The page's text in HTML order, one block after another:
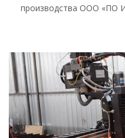
производства ООО «ПО